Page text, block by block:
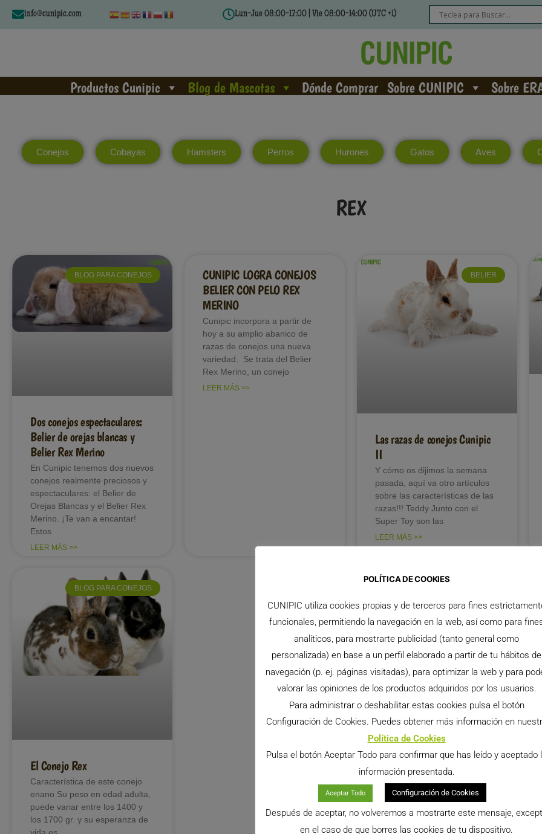
info@cunipic.com Lun-Jue 08:00-17:00 | Vie 08:00-14:00 (UTC +1)
Productos Cunipic Blog de Mascotas Dónde Comprar Sobre CUNIPIC Sobre
Conejos Cobayas Hamsters Perros Hurones Gatos Aves
REX
BLOG PARA CONEJOS
Dos conejos espectaculares:
Belier de orejas blancas y
Belier Rex Merino
En Cunipic tenemos dos nuevos
conejos realmente preciosos y
espectaculares: el Belier de
Orejas Blancas y el Belier Rex
Merino. ¡Te van a encantar!
Estos
LEER MÁS >>
CUNIPIC LOGRA CONEJOS
BELIER CON PELO REX
MERINO
Cunipic incorpora a partir de
hoy a su amplio abanico de
razas de conejos una nueva
variedad. Se trata del Belier
Rex Merino, un conejo
LEER MÁS >>
BELIER
Las razas de conejos Cunipic
II
Y cómo os dijimos la semana
pasada, aquí va otro artículos
sobre las características de las
razas!!! Teddy Junto con el
Super Toy son las
LEER MÁS >>
BLOG PARA CONEJOS
El Conejo Rex
Característica de este conejo
enano Su peso en edad adulta,
puede variar entre los 1400 y
los 1700 gr. y su esperanza de
vida es
POLÍTICA DE COOKIES
CUNIPIC utiliza cookies propias y de terceros para fines
funcionales, permitiendo la navegación en la web, así como para
analíticos, para mostrarte publicidad (tanto general como
personalizada) en base a un perfil elaborado a partir de tu hábitos de
navegación (p. ej. páginas visitadas), para optimizar la web y para
valorar las opiniones de los productos adquiridos por los usuarios.
Para administrar o deshabilitar estas cookies pulsa el botón
Configuración de Cookies. Puedes obtener más información en
Política de Cookies
Pulsa el botón Aceptar Todo para confirmar que has leído y aceptado
información presentada.
Aceptar Todo Configuración de Cookies
Después de aceptar, no volveremos a mostrarte este mensaje,
en el caso de que borres las cookies de tu dispositivo.